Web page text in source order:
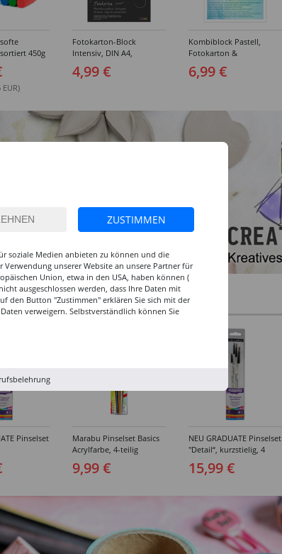
450g
Fotokarton-Block
Intensiv, DIN A4,
300g/qm, 10 Blatt, 10
sortierte Farben
4,99 €
Kombiblock Pastell,
Fotokarton &
Tonzeichenpapier, 10 +
10 Blatt, 23 x 33 cm,
6,99 €
Pinselset
Marabu Pinselset Basics
Acrylfarbe, 4-teilig
9,99 €
NEU GRADUATE Pinselset
"Detail“, kurzstielig, 4
15,99 €
ZUSTIMMEN
soziale Medien anbieten zu können und die
unserer Website an unsere Partner für
Union, etwa in den USA, haben können (
ausgeschlossen werden, dass Ihre Daten mit
den Button "Zustimmen" erklären Sie sich mit der
verweigern. Selbstverständlich können Sie